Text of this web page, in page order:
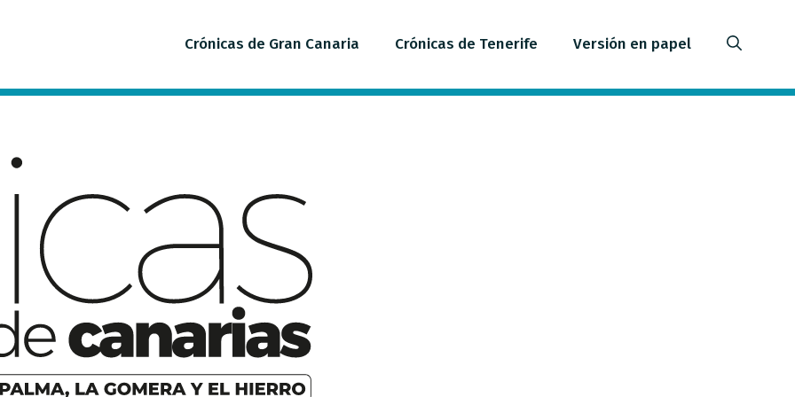
Crónicas de Gran Canaria Crónicas de Tenerife Versión en papel